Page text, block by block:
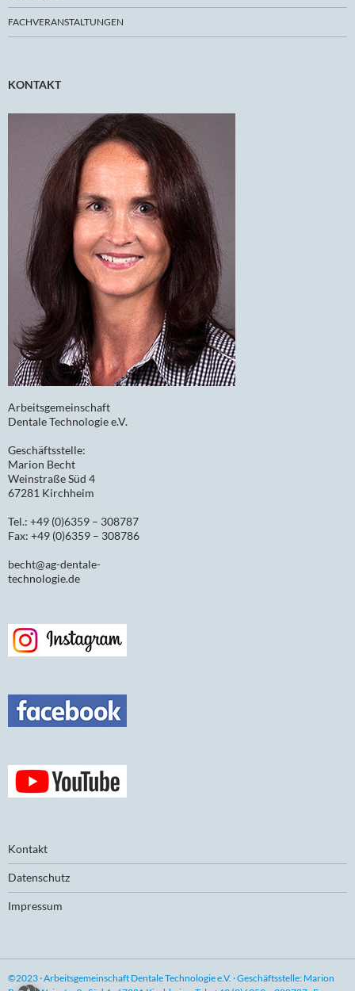
FACHVERANSTALTUNGEN
KONTAKT
Arbeitsgemeinschaft
Dentale Technologie e.V.
Geschäftsstelle:
Marion Becht
Weinstraße Süd 4
67281 Kirchheim
Tel.: +49 (0)6359 – 308787
Fax: +49 (0)6359 – 308786
becht@ag-dentale-
technologie.de
Kontakt
Datenschutz
Impressum
©2023 · Arbeitsgemeinschaft Dentale Technologie e.V. · Geschäftsstelle: Marion